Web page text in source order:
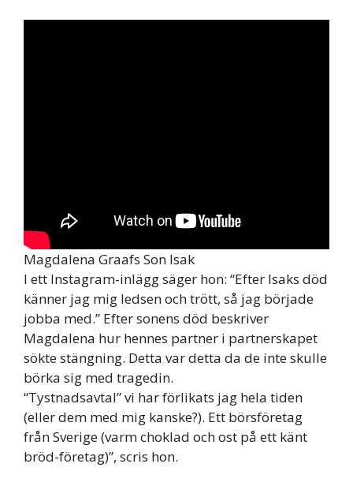
Magdalena Graafs Son Isak
I ett Instagram-inlägg säger hon: “Efter Isaks död
känner jag mig ledsen och trött, så jag började
jobba med.” Efter sonens död beskriver
Magdalena hur hennes partner i partnerskapet
sökte stängning. Detta var detta da de inte skulle
börka sig med tragedin.
“Tystnadsavtal” vi har förlikats jag hela tiden
(eller dem med mig kanske?). Ett börsföretag
från Sverige (varm choklad och ost på ett känt
bröd-företag)”, scris hon.